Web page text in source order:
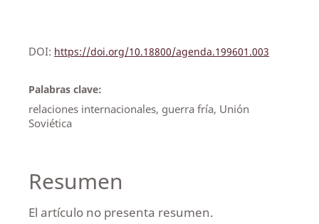
DOI: https://doi.org/10.18800/agenda.199601.003
Palabras clave:
relaciones internacionales, guerra fría, Unión
Soviética
Resumen
El artículo no presenta resumen.